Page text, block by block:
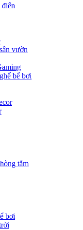
điển
vườn
bể bơi
tắm
bơi